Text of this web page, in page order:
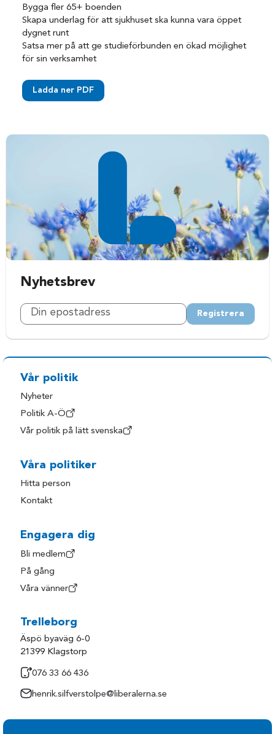
Bygga fler 65+ boenden
Skapa underlag för att sjukhuset ska kunna vara öppet
dygnet runt
Satsa mer på att ge studieförbunden en ökad möjlighet
för sin verksamhet
Ladda ner PDF
Nyhetsbrev
Registrera
Vår politik
Nyheter
Politik A-Ö
Vår politik på lätt svenska
Våra politiker
Hitta person
Kontakt
Engagera dig
Bli medlem
På gång
Våra vänner
Trelleborg
Äspö byaväg 6-0
21399 Klagstorp
076 33 66 436
henrik.silfverstolpe@liberalerna.se